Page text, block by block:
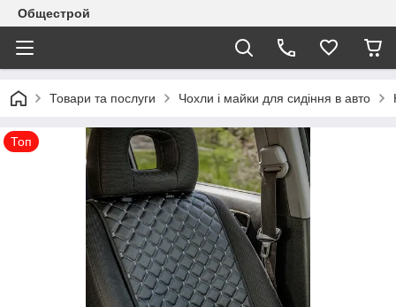
Общестрой
Товари та послуги Чохли і майки для сидіння в авто
Топ